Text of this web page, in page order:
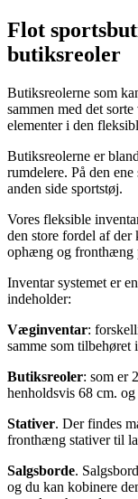
Flot
butiksreoler
Butiksreolerne som
sammen med det
elementer i den
Butiksreolerne er
rumdelere. På den
anden side sportstøj.
Vores fleksible
den store fordel af der
ophæng og fronthæng
Inventar systemet er
indeholder:
Væginventar:
samme som tilbehøret
Butiksreoler: som er
henholdsvis 68 cm.
Stativer. Der findes
fronthæng stativer til
Salgsborde.
og du kan kobinere